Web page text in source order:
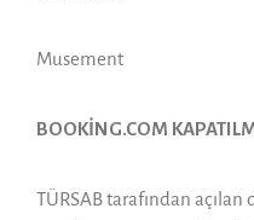
Musement
BOOKİNG.COM
TÜRSAB tarafından açılan